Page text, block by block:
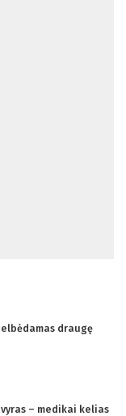
draugę
– medikai kelias